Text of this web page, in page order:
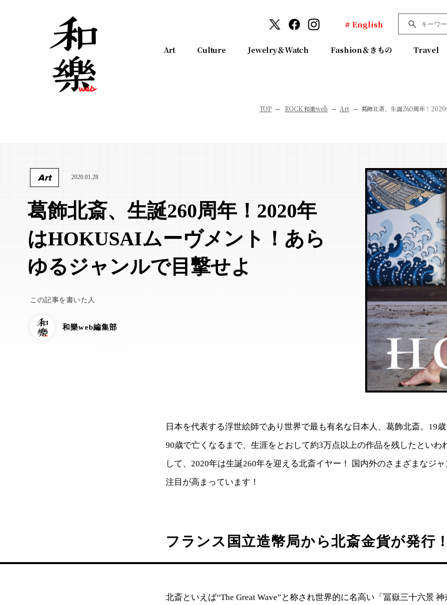
# English
Art Culture Jewelry＆Watch Fashion＆きもの Travel
TOP ROCK 和樂web Art 葛飾北斎、生誕260周年！
Art 2020.01.28
葛飾北斎、生誕260周年！2020年
はHOKUSAIムーヴメント！あら
ゆるジャンルで目撃せよ
この記事を書いた人
和樂web編集部
日本を代表する浮世絵師であり世界で最も有名な日本人、葛飾北斎。19
90歳で亡くなるまで、生涯をとおして約3万点以上の作品を残したといわ
して、2020年は生誕260年を迎える北斎イヤー！ 国内外のさまざまなジ
注目が高まっています！
フランス国立造幣局から北斎金貨が発行
北斎といえば“The Great Wave”と称され世界的に名高い「冨嶽三十六景